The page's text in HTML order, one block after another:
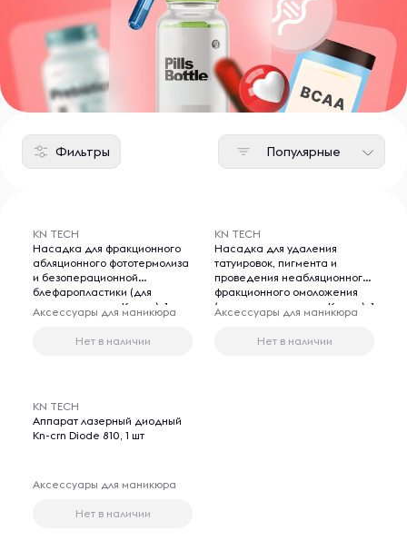
Фильтры Популярные
KN TECH
Насадка для фракционного
абляционного фототермолиза
и безоперационной
блефаропластики (для
аппарата лазер Kn-crn), 1 шт
Аксессуары для маникюра
Нет в наличии
KN TECH
Насадка для удаления
татуировок, пигмента и
проведения неабляционного
фракционного омоложения
(для аппарата лазер Kn-crn), 1
Аксессуары для маникюра
Нет в наличии
KN TECH
Аппарат лазерный диодный
Kn-crn Diode 810, 1 шт
Аксессуары для маникюра
Нет в наличии